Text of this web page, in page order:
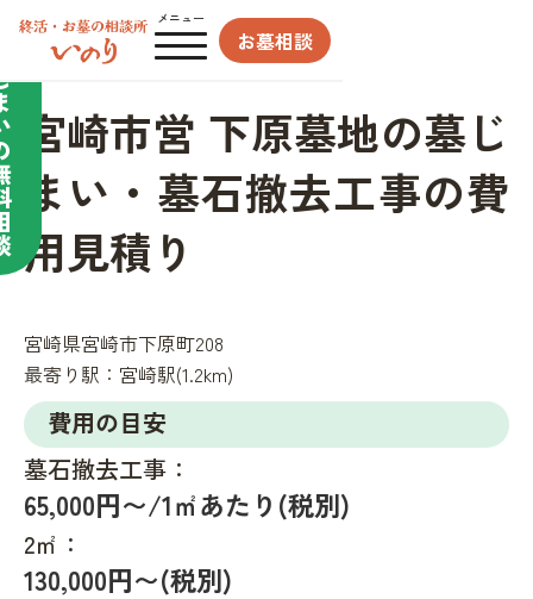
メニュー
お墓相談
宮崎市営 下原墓地の墓じ
まい・墓石撤去工事の費
用見積り
宮崎県宮崎市下原町208
最寄り駅： 宮崎駅(1.2km)
費用の目安
墓石撤去工事：
65,000円〜/1㎡あたり(税別)
2㎡：
130,000円〜(税別)